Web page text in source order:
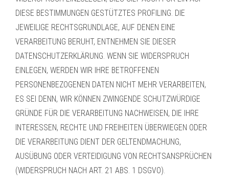
DIESE BESTIMMUNGEN GESTÜTZTES PROFILING. DIE
JEWEILIGE RECHTSGRUNDLAGE, AUF DENEN EINE
VERARBEITUNG BERUHT, ENTNEHMEN SIE DIESER
DATENSCHUTZERKLÄRUNG. WENN SIE WIDERSPRUCH
EINLEGEN, WERDEN WIR IHRE BETROFFENEN
PERSONENBEZOGENEN DATEN NICHT MEHR VERARBEITEN,
ES SEI DENN, WIR KÖNNEN ZWINGENDE SCHUTZWÜRDIGE
GRÜNDE FÜR DIE VERARBEITUNG NACHWEISEN, DIE IHRE
INTERESSEN, RECHTE UND FREIHEITEN ÜBERWIEGEN ODER
DIE VERARBEITUNG DIENT DER GELTENDMACHUNG,
AUSÜBUNG ODER VERTEIDIGUNG VON RECHTSANSPRÜCHEN
(WIDERSPRUCH NACH ART. 21 ABS. 1 DSGVO).